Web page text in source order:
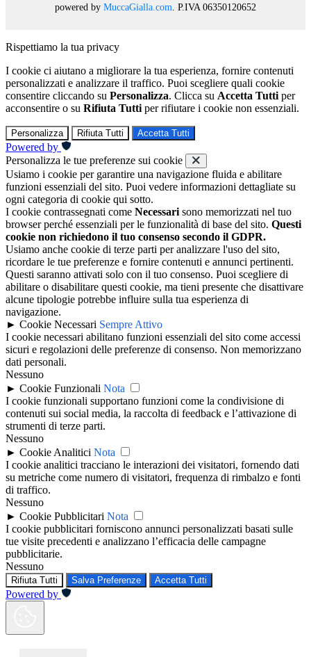
powered by MuccaGialla.com . P.IVA 06350120652
Rispettiamo la tua privacy
I cookie ci aiutano a migliorare la tua esperienza, fornire contenuti
personalizzati e analizzare il traffico. Puoi scegliere quali cookie
consentire cliccando su Personalizza. Clicca su Accetta Tutti per
acconsentire o su Rifiuta Tutti per rifiutare i cookie non essenziali.
Personalizza Rifiuta Tutti Accetta Tutti
Powered by
Personalizza le tue preferenze sui cookie
Usiamo i cookie per garantire una navigazione fluida e abilitare
funzioni essenziali del sito. Puoi vedere informazioni dettagliate su
ogni categoria di cookie qui sotto.
I cookie contrassegnati come Necessari sono memorizzati nel tuo
browser perché essenziali per le funzionalità di base del sito. Questi
cookie non richiedono il tuo consenso secondo il GDPR.
Usiamo anche cookie di terze parti per analizzare l'uso del sito,
ricordare le tue preferenze e fornire contenuti e annunci pertinenti.
Questi saranno attivati solo con il tuo consenso. Puoi scegliere di
abilitare o disabilitare questi cookie, ma tieni presente che disattivare
alcune tipologie potrebbe influire sulla tua esperienza di
navigazione.
► Cookie Necessari Sempre Attivo
I cookie necessari abilitano funzioni essenziali del sito come accessi
sicuri e regolazioni delle preferenze di consenso. Non memorizzano
dati personali.
Nessuno
► Cookie Funzionali Nota
I cookie funzionali supportano funzioni come la condivisione di
contenuti sui social media, la raccolta di feedback e l’attivazione di
strumenti di terze parti.
Nessuno
► Cookie Analitici Nota
I cookie analitici tracciano le interazioni dei visitatori, fornendo dati
su metriche come numero di visitatori, frequenza di rimbalzo e fonti
di traffico.
Nessuno
► Cookie Pubblicitari Nota
I cookie pubblicitari forniscono annunci personalizzati basati sulle
tue visite precedenti e analizzano l’efficacia delle campagne
pubblicitarie.
Nessuno
Rifiuta Tutti Salva Preferenze Accetta Tutti
Powered by